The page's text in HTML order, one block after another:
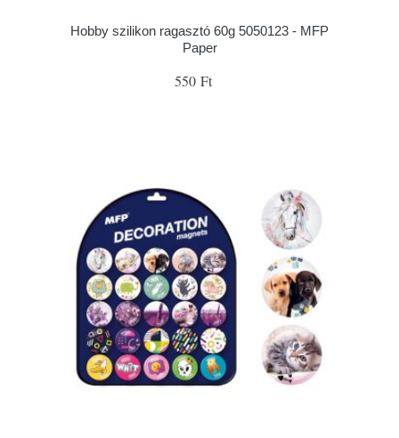
Hobby szilikon ragasztó 60g 5050123 - MFP
Paper
550 Ft